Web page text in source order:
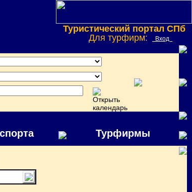
Туристический портал СПб
Для турфирм:
Вход
Турфирмы